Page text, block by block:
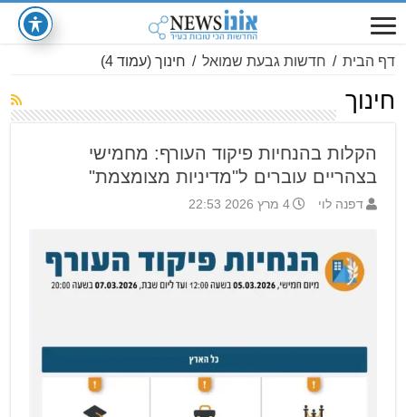
דף הבית / חדשות גבעת שמואל / חינוך (עמוד 4)
חינוך
הקלות בהנחיות פיקוד העורף: מחמישי
בצהריים עוברים ל"מדיניות מצומצמת"
דפנה לוי 4 מרץ 2026 22:53